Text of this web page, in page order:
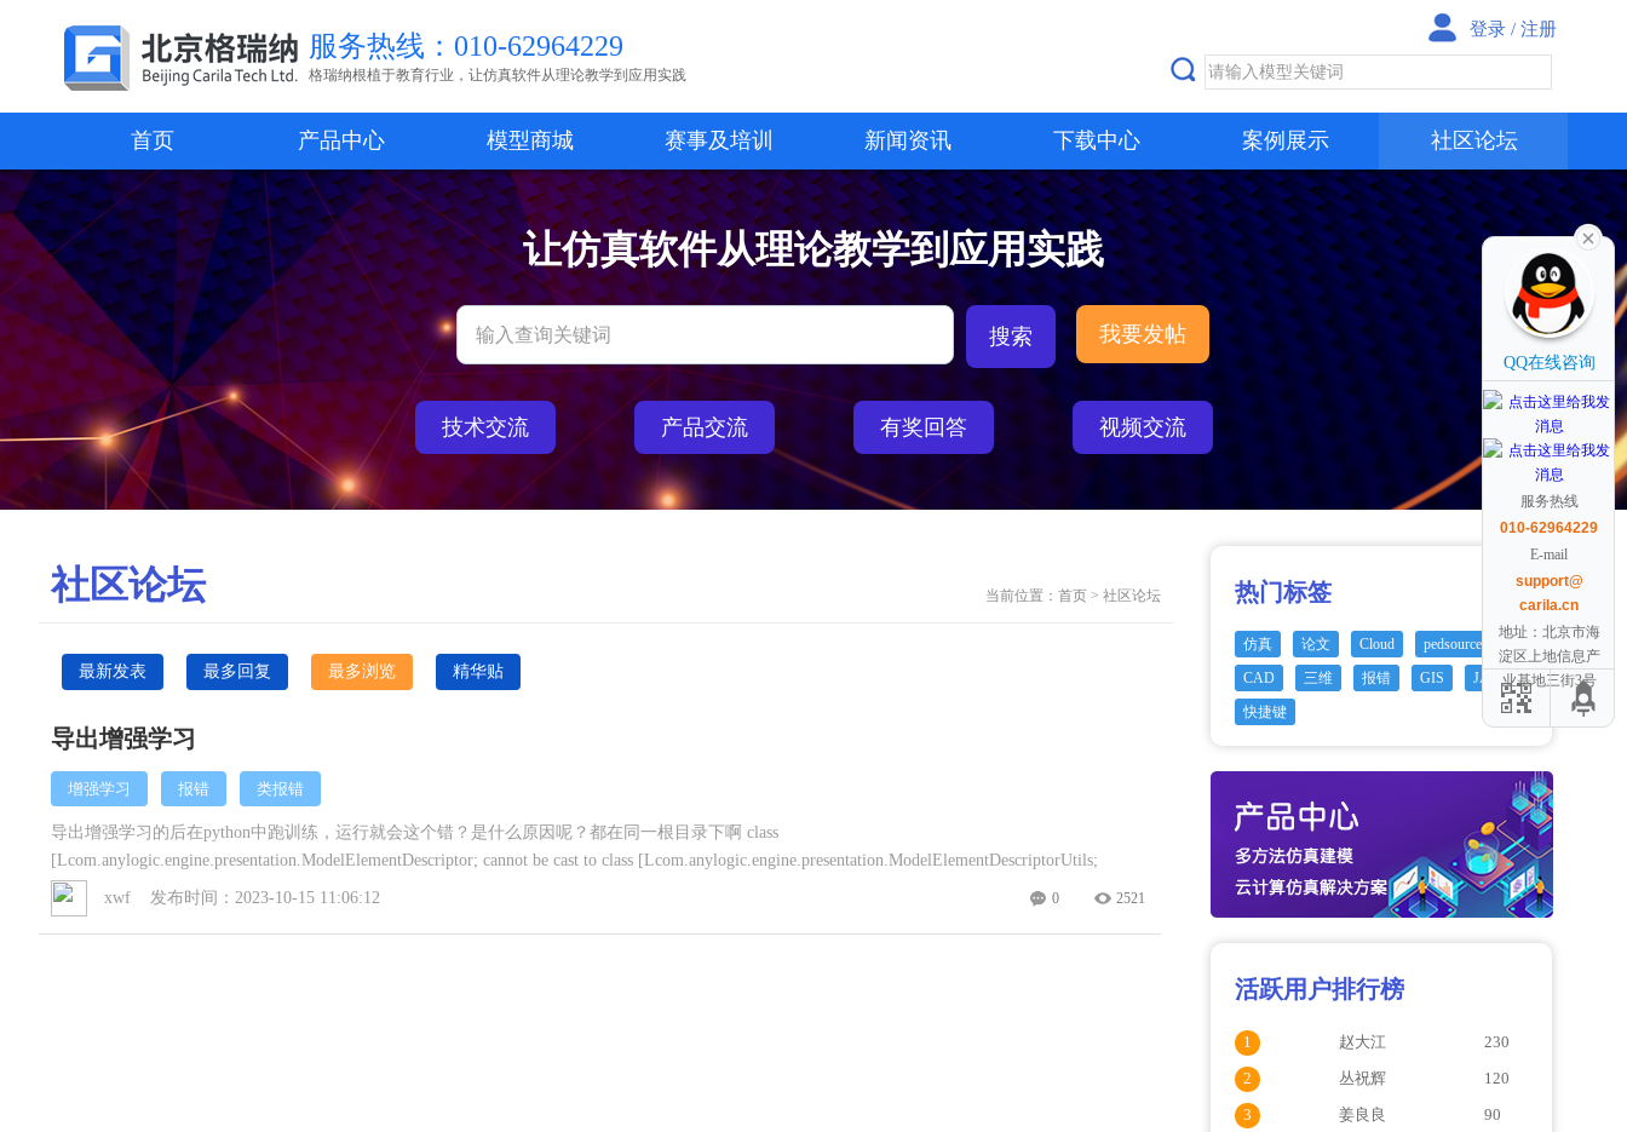
服务热线：010-62964229
格瑞纳根植于教育行业，让仿真软件从理论教学到应用实践
登录 / 注册
首页 产品中心 模型商城 赛事及培训 新闻资讯 下载中心 案例展示 社区论坛
让仿真软件从理论教学到应用实践
我要发帖
技术交流 产品交流 有奖回答 视频交流
社区论坛 当前位置： 首页 > 社区论坛
最新发表 最多回复 最多浏览 精华贴
导出增强学习
增强学习 报错 类报错
导出增强学习的后在python中跑训练，运行就会这个错？是什么原因呢？都在同一根目录下啊 class
[Lcom.anylogic.engine.presentation.ModelElementDescriptor; cannot be cast to class [Lcom.anylogic.engine.presentation.ModelElementDescriptorUtils;
([Lcom.anylogic.engine.presentation.ModelElementDescriptor; and [Lcom.anylogic.engine.presentation.ModelElementDescriptorUtils; are in unnamed module
of loader 'app'
xwf 发布时间：2023-10-15 11:06:12 0 2521
热门标签
仿真 论文 Cloud
pedsource
CAD
三维 报错 GIS
JAVA
快捷键
活跃用户排行榜
1 赵大江
230
2
丛祝辉
120
3
姜良良
90
QQ在线咨询
服务热线
010-62964229
E-mail
support@
carila.cn
地址：北京市海
淀区上地信息产
业基地三街3号